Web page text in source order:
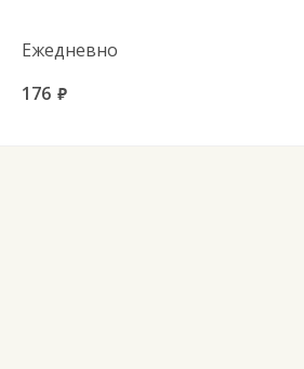
Ежедневно
176 руб.